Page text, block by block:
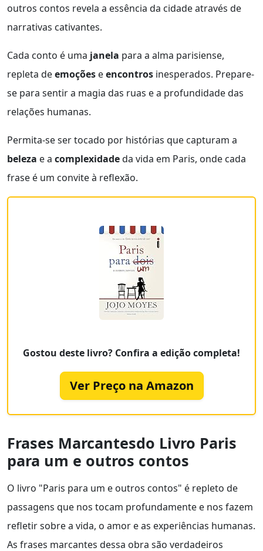
outros contos revela a essência da cidade através de
narrativas cativantes.
Cada conto é uma janela para a alma parisiense,
repleta deemoções eencontros inesperados. Prepare-
se para sentir a magia das ruas e a profundidade das
relações humanas.
Permita-se ser tocado por histórias que capturam a
beleza e a complexidadeda vida em Paris, onde cada
frase é um convite à reflexão.
Gostou deste livro? Confira a edição completa!
Ver Preço na Amazon
Frases Marcantesdo Livro Paris
para um e outros contos
O livro "Paris para um e outros contos" é repleto de
passagens que nos tocam profundamente e nos fazem
refletir sobre a vida, o amor e as experiências humanas.
As frases marcantes dessa obra são verdadeiros